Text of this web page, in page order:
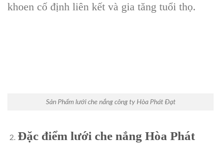
khoen cố định liên kết và gia tăng tuổi thọ.
Sản Phẩm lưới che nắng công ty Hòa Phát Đạt
Đặc điểm lưới che nắng Hòa Phát